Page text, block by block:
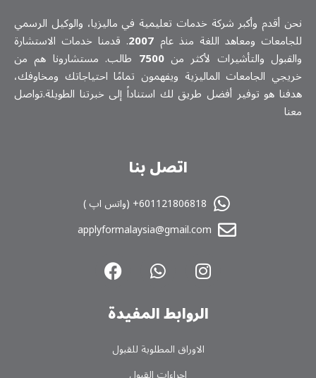
نحن أقدم وأكبر شركة خدمات تعلیمیة في ماليزيا، والوكيل الرسمي
للجامعات ومعاهد اللغة منذ عام 2007. قدمنا خدمات الاستشارة
والقبول والتأشيرات لأكثر من7500 طالب. مستشارونا هم من
خريجي الجامعات الماليزية ويفهمون تمامًا احتياجاتك ومخاوفك،
هدفنا هو توفير أفضل طريق لك استناداً إلى خبرتنا الطويلة.تواصل
معنا
اتصل بنا
601121806818+ (واتس اپ )
applyformalaysia@gmail.com
الروابط المفیدة
الاوراق المطلوبة للقبول